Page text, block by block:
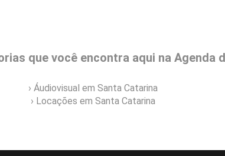
que você encontra aqui na Agenda
› Áudiovisual em Santa Catarina
› Locações em Santa Catarina